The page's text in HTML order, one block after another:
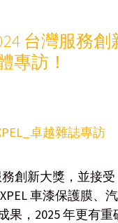
台灣服務創
專訪！
務創新大獎，並接
車漆保護膜、
果，2025 年更有重